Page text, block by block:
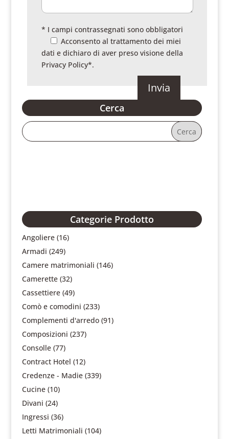
* I campi contrassegnati sono obbligatori
Acconsento al trattamento dei miei
dati e dichiaro di aver preso visione della
Privacy Policy*.
Cerca
Categorie Prodotto
Angoliere (16)
Armadi (249)
Camere matrimoniali (146)
Camerette (32)
Cassettiere (49)
Comò e comodini (233)
Complementi d'arredo (91)
Composizioni (237)
Consolle (77)
Contract Hotel (12)
Credenze - Madie (339)
Cucine (10)
Divani (24)
Ingressi (36)
Letti Matrimoniali (104)